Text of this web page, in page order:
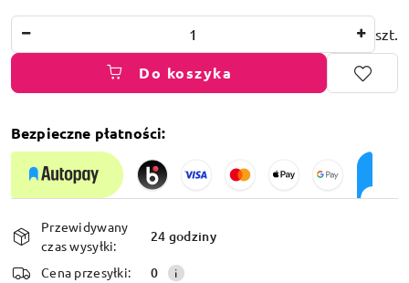
szt.
Do koszyka
Bezpieczne płatności:
Dostępność
i
dostawa
Przewidywany
czas wysyłki:
24 godziny
Cena przesyłki: 0